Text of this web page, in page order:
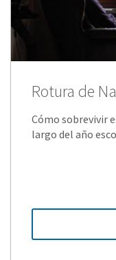
Rotura de
Cómo sobrevivir
largo del año